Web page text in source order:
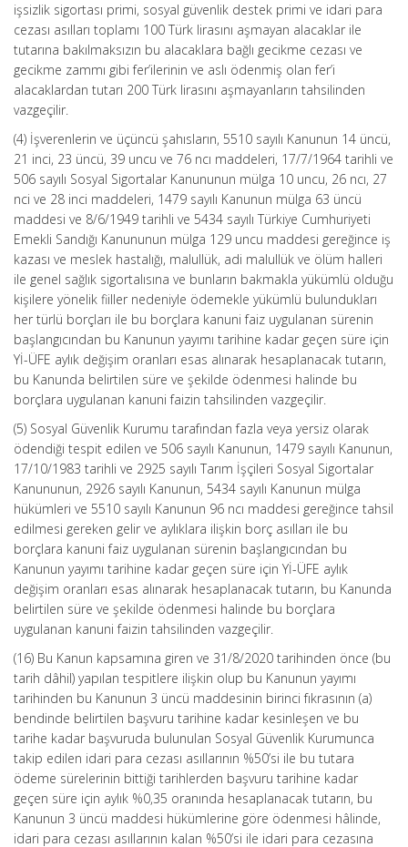
işsizlik sigortası primi, sosyal güvenlik destek primi ve idari para
cezası asılları toplamı 100 Türk lirasını aşmayan alacaklar ile
tutarına bakılmaksızın bu alacaklara bağlı gecikme cezası ve
gecikme zammı gibi fer’ilerinin ve aslı ödenmiş olan fer’i
alacaklardan tutarı 200 Türk lirasını aşmayanların tahsilinden
vazgeçilir.
(4) İşverenlerin ve üçüncü şahısların, 5510 sayılı Kanunun 14 üncü,
21 inci, 23 üncü, 39 uncu ve 76 ncı maddeleri, 17/7/1964 tarihli ve
506 sayılı Sosyal Sigortalar Kanununun mülga 10 uncu, 26 ncı, 27
nci ve 28 inci maddeleri, 1479 sayılı Kanunun mülga 63 üncü
maddesi ve 8/6/1949 tarihli ve 5434 sayılı Türkiye Cumhuriyeti
Emekli Sandığı Kanununun mülga 129 uncu maddesi gereğince iş
kazası ve meslek hastalığı, malullük, adi malullük ve ölüm halleri
ile genel sağlık sigortalısına ve bunların bakmakla yükümlü olduğu
kişilere yönelik fiiller nedeniyle ödemekle yükümlü bulundukları
her türlü borçları ile bu borçlara kanuni faiz uygulanan sürenin
başlangıcından bu Kanunun yayımı tarihine kadar geçen süre için
Yİ-ÜFE aylık değişim oranları esas alınarak hesaplanacak tutarın,
bu Kanunda belirtilen süre ve şekilde ödenmesi halinde bu
borçlara uygulanan kanuni faizin tahsilinden vazgeçilir.
(5) Sosyal Güvenlik Kurumu tarafından fazla veya yersiz olarak
ödendiği tespit edilen ve 506 sayılı Kanunun, 1479 sayılı Kanunun,
17/10/1983 tarihli ve 2925 sayılı Tarım İşçileri Sosyal Sigortalar
Kanununun, 2926 sayılı Kanunun, 5434 sayılı Kanunun mülga
hükümleri ve 5510 sayılı Kanunun 96 ncı maddesi gereğince tahsil
edilmesi gereken gelir ve aylıklara ilişkin borç asılları ile bu
borçlara kanuni faiz uygulanan sürenin başlangıcından bu
Kanunun yayımı tarihine kadar geçen süre için Yİ-ÜFE aylık
değişim oranları esas alınarak hesaplanacak tutarın, bu Kanunda
belirtilen süre ve şekilde ödenmesi halinde bu borçlara
uygulanan kanuni faizin tahsilinden vazgeçilir.
(16) Bu Kanun kapsamına giren ve 31/8/2020 tarihinden önce (bu
tarih dâhil) yapılan tespitlere ilişkin olup bu Kanunun yayımı
tarihinden bu Kanunun 3 üncü maddesinin birinci fıkrasının (a)
bendinde belirtilen başvuru tarihine kadar kesinleşen ve bu
tarihe kadar başvuruda bulunulan Sosyal Güvenlik Kurumunca
takip edilen idari para cezası asıllarının %50’si ile bu tutara
ödeme sürelerinin bittiği tarihlerden başvuru tarihine kadar
geçen süre için aylık %0,35 oranında hesaplanacak tutarın, bu
Kanunun 3 üncü maddesi hükümlerine göre ödenmesi hâlinde,
idari para cezası asıllarının kalan %50’si ile idari para cezasına